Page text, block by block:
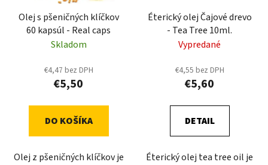
Olej s pšeničných klíčkov
60 kapsúl - Real caps
Skladom
€4,47 bez DPH
€5,50
DO KOŠÍKA
Olej z pšeničných klíčkov je
Éterický olej Čajové drevo
- Tea Tree 10ml.
Vypredané
€4,55 bez DPH
€5,60
DETAIL
Éterický olej tea tree oil je